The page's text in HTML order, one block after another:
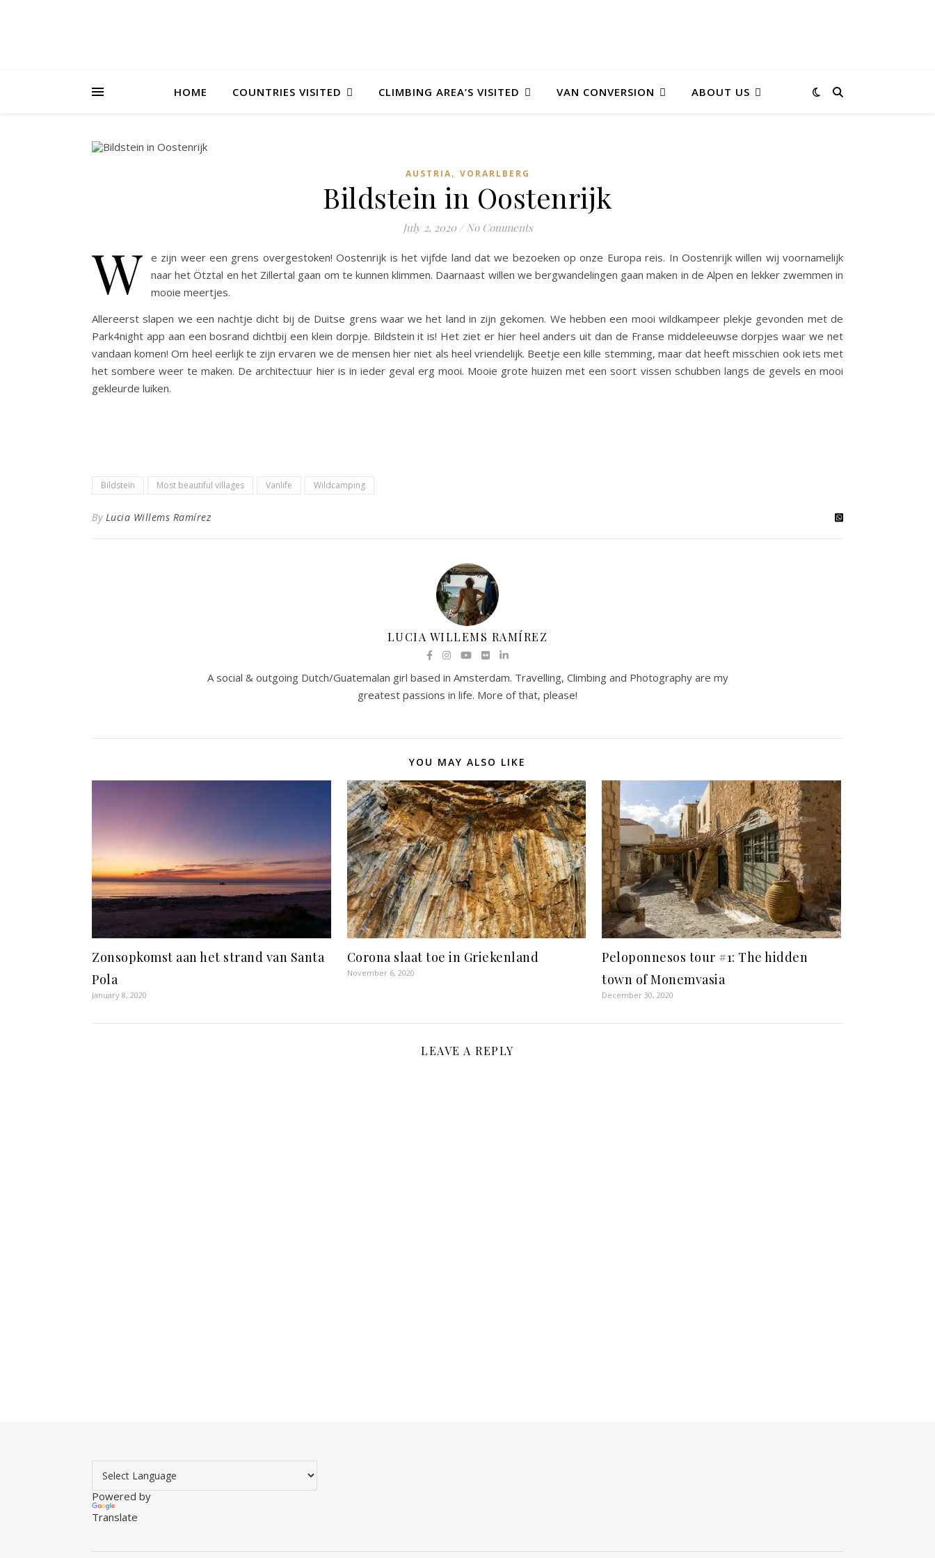
HOME COUNTRIES VISITED CLIMBING AREA’S VISITED VAN CONVERSION ABOUT US
AUSTRIA, VORARLBERG
Bildstein in Oostenrijk
July 2, 2020 / No Comments
W e zijn weer een grens overgestoken! Oostenrijk is het vijfde land dat we bezoeken op onze Europa reis. In Oostenrijk willen wij voornamelijk
naar het Ötztal en het Zillertal gaan om te kunnen klimmen. Daarnaast willen we bergwandelingen gaan maken in de Alpen en lekker zwemmen in
mooie meertjes.
Allereerst slapen we een nachtje dicht bij de Duitse grens waar we het land in zijn gekomen. We hebben een mooi wildkampeer plekje gevonden met de
Park4night app aan een bosrand dichtbij een klein dorpje. Bildstein it is! Het ziet er hier heel anders uit dan de Franse middeleeuwse dorpjes waar we net
vandaan komen! Om heel eerlijk te zijn ervaren we de mensen hier niet als heel vriendelijk. Beetje een kille stemming, maar dat heeft misschien ook iets met
het sombere weer te maken. De architectuur hier is in ieder geval erg mooi. Mooie grote huizen met een soort vissen schubben langs de gevels en mooi
gekleurde luiken.
Bildstein Most beautiful villages Vanlife Wildcamping
By Lucia Willems Ramírez
LUCIA WILLEMS RAMÍREZ
A social & outgoing Dutch/Guatemalan girl based in Amsterdam. Travelling, Climbing and Photography are my
greatest passions in life. More of that, please!
YOU MAY ALSO LIKE
Zonsopkomst aan het strand van Santa
Pola
January 8, 2020
Corona slaat toe in Griekenland
November 6, 2020
Peloponnesos tour #1: The hidden
town of Monemvasia
December 30, 2020
LEAVE A REPLY
Powered by
Translate